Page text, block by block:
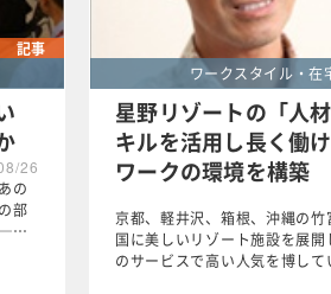
記事
26
の
部
ワークスタイル・在
星野リゾートの「人
キルを活用し長く働
ワークの環境を構築
京都、軽井沢、箱根、沖縄の
国に美しいリゾート施設を展
のサービスで高い人気を博し